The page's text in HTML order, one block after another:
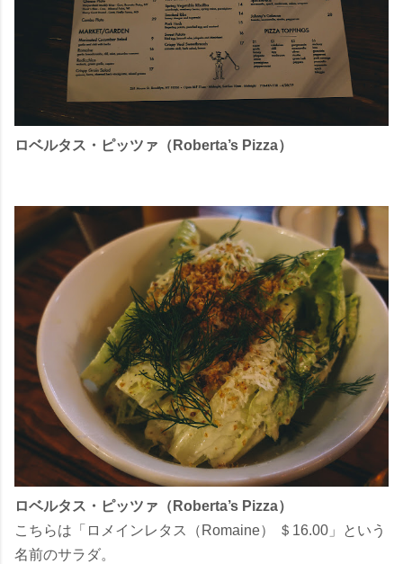
ロベルタス・ピッツァ（Roberta’s Pizza）
ロベルタス・ピッツァ（Roberta’s Pizza）
こちらは「ロメインレタス（Romaine） ＄16.00」という
名前のサラダ。